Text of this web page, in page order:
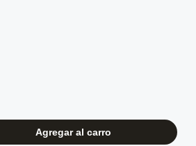
Agregar al carro